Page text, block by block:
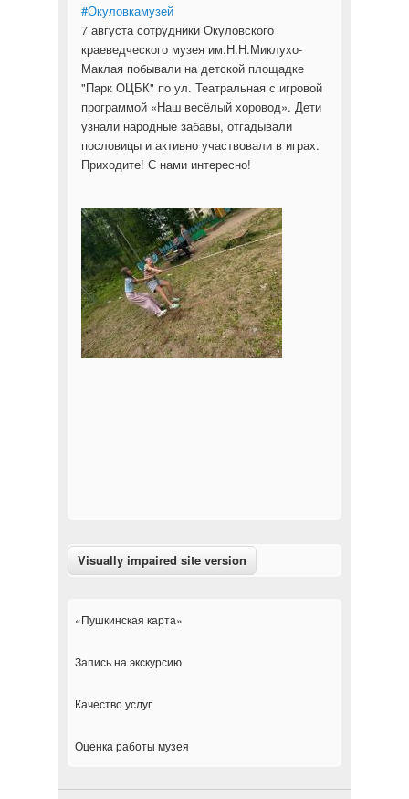
#Окуловкамузей
7 августа сотрудники Окуловского
краеведческого музея им.Н.Н.Миклухо-
Маклая побывали на детской площадке
"Парк ОЦБК" по ул. Театральная с игровой
программой «Наш весёлый хоровод». Дети
узнали народные забавы, отгадывали
пословицы и активно участвовали в играх.
Приходите! С нами интересно!
«Пушкинская карта»
Запись на экскурсию
Качество услуг
Оценка работы музея